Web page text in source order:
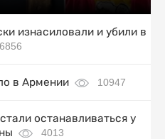
изнасиловали и убили в
в Армении 10947
останавливаться у
4013